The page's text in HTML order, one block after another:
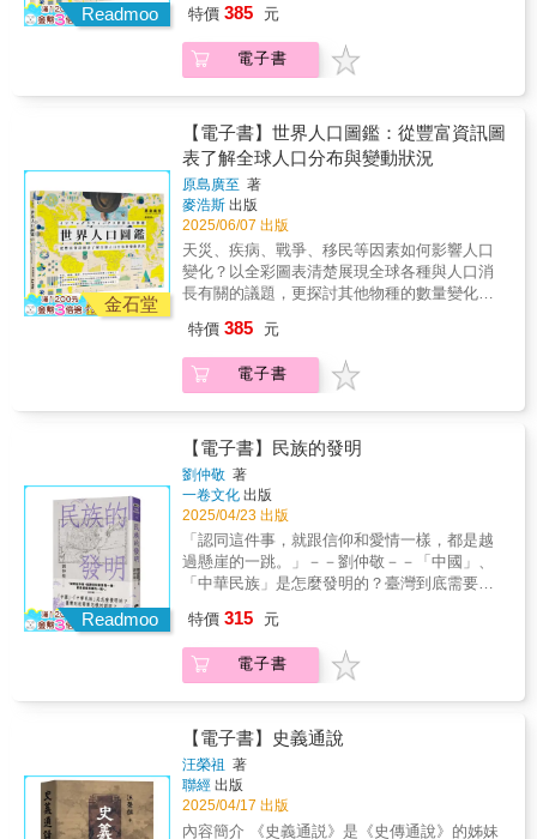
起源，正是來自對彩虹的神話性理解與想像，
為這個古老的謎題，提供了解答。本書是場大
膽的思想歷險，最終揭示出一條人類共有的心
老視角，並為「龍」這個符號找回了它源自彩
虹的靈魂。
最普遍的神話。從東方到西方，從寒冷的北方
里，沒有聯繫，不同文明中的龍，卻展現出令
人驚異的共通面貌。在書中，白樂思梳理了龍
的普世特徵（如：與瀑布、雷電、寶藏、洞穴
大洋洲的各類龍形象，揭示龍在各地文化中的
共通點與微妙差異。他也記錄了不同族群如何
將彩虹視為吞噬水源、影響天氣、守護生命之
靈體，同時也詳述全球各地「指向彩虹」的禁
忌與懲罰傳說——從印尼到墨西哥，從東非到
北美，這些禁忌竟出奇地相似，無法只以文化
傳播來解釋。最後，白樂思系統性地將龍與彩
虹的各項特質逐一比對，有力地證明龍的形象
為這個古老的謎題，提供了解答。本書是場大
膽的思想歷險，最終揭示出一條人類共有的心
靈之路，在現代科學與城市文明日益取代傳統
虹的靈魂。
Readmoo
世紀這段漫長的期間，人口一直在10億內緩步
上升，直到工業革命之後突然急速增加，至今
已突破80億人，根據聯合國的預測，更將於
的巨大問題，社會正在關注應該採取什麼樣的
對策。然而，迄今為止，能夠了解這些人口問
題的整體情況，並且能夠依據不同國家、地
區、期間進行比較的資料非常有限。本書精選
許多與人口變化相關的問題，並以豐富的圖
表、照片將其整理成容易吸收了解的資訊。除
了點出未來人口的變化預測，也闡述過去人口
增長的歷程，例如哪些都市曾經是擁有眾多人
口的巨型都市；識字率與全球宗教信仰趨勢；
歷史上的重大地震、瘟疫、戰爭或是自殺、交
易懂的方式幫助讀者俯瞰全局，並思考不同文
化、環境等變因如何影響人口變化。本書特
色：★17x23cn大開本細節看得更清楚★一頁一
多同時期、國家、地區的比較資料，更易掌握
整體方向
特價 385 元
電子書
金石堂
【電子書】世界人口圖鑑：從豐富資訊圖
表了解全球人口分布與變動狀況
原島廣至 著
麥浩斯 出版
2025/06/07 出版
天災、疾病、戰爭、移民等因素如何影響人口
變化？以全彩圖表清楚展現全球各種與人口消
長有關的議題，更探討其他物種的數量變化及
世紀這段漫長的期間，人口一直在10億內緩步
上升，直到工業革命之後突然急速增加，至今
已突破80億人，根據聯合國的預測，更將於
的巨大問題，社會正在關注應該採取什麼樣的
對策。然而，迄今為止，能夠了解這些人口問
題的整體情況，並且能夠依據不同國家、地
區、期間進行比較的資料非常有限。本書精選
許多與人口變化相關的問題，並以豐富的圖
表、照片將其整理成容易吸收了解的資訊。除
了點出未來人口的變化預測，也闡述過去人口
增長的歷程，例如哪些都市曾經是擁有眾多人
口的巨型都市；識字率與全球宗教信仰趨勢；
通事故死亡率等對人口的影響等。力求以淺顯
易懂的方式幫助讀者俯瞰全局，並思考不同文
化、環境等變因如何影響人口變化。本書特
色：★17x23cn大開本細節看得更清楚★一頁一
主題，用全彩圖表整合複雜資訊與數據★有許
多同時期、國家、地區的比較資料，更易掌握
整體方向
特價 385 元
電子書
Readmoo
【電子書】民族的發明
劉仲敬 著
一卷文化 出版
2025/04/23 出版
「認同這件事，就跟信仰和愛情一樣，都是越
過懸崖的一跳。」－－劉仲敬－－「中國」、
「中華民族」是怎麼發明的？臺灣到底需要怎
然有關？●東亞的歷史像是一個「俄羅斯套娃」
的結構？●怎麼解釋「漢族」是一種拙劣的民族
發明？●「中國」這個概念在歷史上的嚴格定義
魔咒，回到小國林立的「諸夏」狀態？【民族
是人為建構的產物】被廣大粉絲暱稱為「阿
姨」的劉仲敬，長期致力於「民族發明學」的
推廣，本書即是這門獨特學問的精華版。民族
發明學挑戰了「民族是自然形成」的觀點，強
特價 315 元
電子書
【電子書】史義通說
汪榮祖 著
聯經 出版
2025/04/17 出版
內容簡介 《史義通説》是《史傳通說》的姊妹